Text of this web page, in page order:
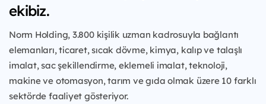
ekibiz.
Norm Holding, 3.800 kişilik uzman kadrosuyla bağlantı
elemanları, ticaret, sıcak dövme, kimya, kalıp ve talaşlı
imalat, sac şekillendirme, eklemeli imalat, teknoloji,
makine ve otomasyon, tarım ve gıda olmak üzere 10 farklı
sektörde faaliyet gösteriyor.